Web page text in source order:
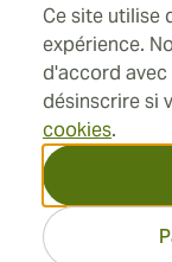
Ce site utilise
expérience.
d'accord avec
désinscrire si
cookies.
Adresse
Informations